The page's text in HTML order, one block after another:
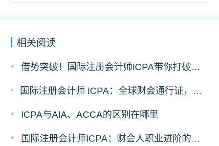
相关阅读
借势突破！国际注册会计师ICPA带你打破职业瓶颈
国际注册会计师 ICPA：全球财会通行证，助力财务人转型战略精英
ICPA与AIA、ACCA的区别在哪里
国际注册会计师ICPA：财会人职业进阶的助力